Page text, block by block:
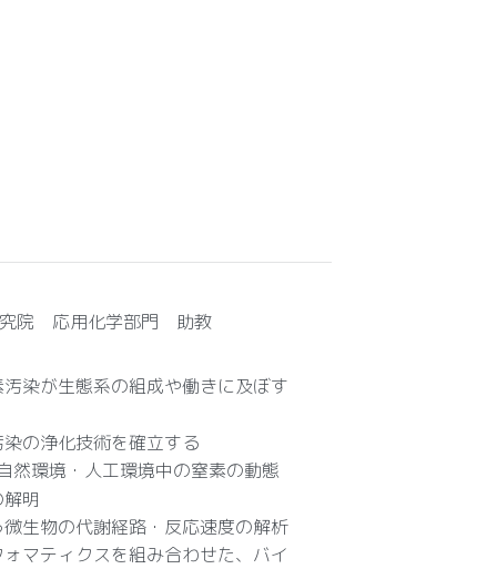
院 応用化学部門 助教
染が生態系の組成や働きに及ぼす
の浄化技術を確立する
然環境・人工環境中の窒素の動態
明
生物の代謝経路・反応速度の解析
マティクスを組み合わせた、バイ